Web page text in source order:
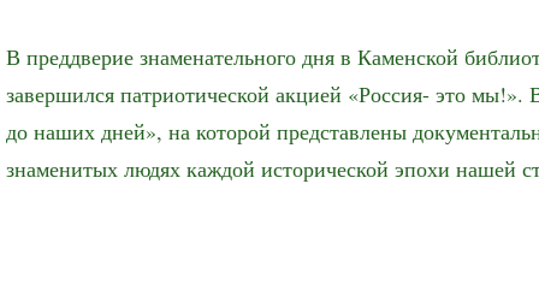
В преддверие знаменательного дня в Каменской
завершился патриотической акцией «Россия- это
до наших дней», на которой представлены
знаменитых людях каждой исторической эпохи нашей